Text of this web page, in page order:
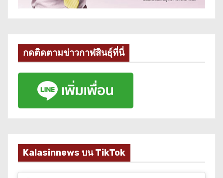
กดติดตามข่าวกาฬสินธุ์ที่นี่
Kalasinnews บน TikTok